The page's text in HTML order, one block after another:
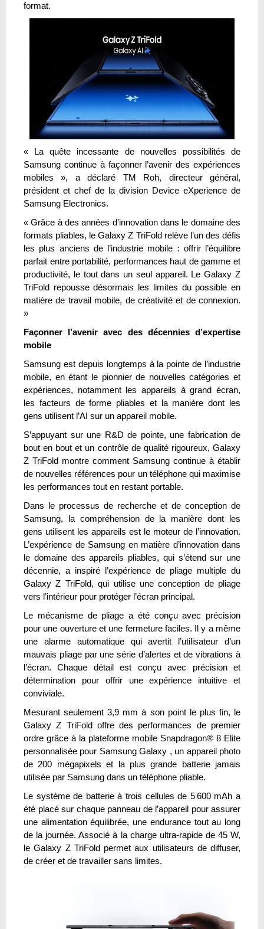
format.
« La quête incessante de nouvelles possibilités de
Samsung continue à façonner l’avenir des expériences
mobiles », a déclaré TM Roh, directeur général,
président et chef de la division Device eXperience de
Samsung Electronics.
« Grâce à des années d’innovation dans le domaine des
formats pliables, le Galaxy Z TriFold relève l’un des défis
les plus anciens de l’industrie mobile : offrir l’équilibre
parfait entre portabilité, performances haut de gamme et
productivité, le tout dans un seul appareil. Le Galaxy Z
TriFold repousse désormais les limites du possible en
matière de travail mobile, de créativité et de connexion.
»
Façonner l’avenir avec des décennies d’expertise
mobile
Samsung est depuis longtemps à la pointe de l’industrie
mobile, en étant le pionnier de nouvelles catégories et
expériences, notamment les appareils à grand écran,
les facteurs de forme pliables et la manière dont les
gens utilisent l’AI sur un appareil mobile.
S’appuyant sur une R&D de pointe, une fabrication de
bout en bout et un contrôle de qualité rigoureux, Galaxy
Z TriFold montre comment Samsung continue à établir
de nouvelles références pour un téléphone qui maximise
les performances tout en restant portable.
Dans le processus de recherche et de conception de
Samsung, la compréhension de la manière dont les
gens utilisent les appareils est le moteur de l’innovation.
L’expérience de Samsung en matière d’innovation dans
le domaine des appareils pliables, qui s’étend sur une
décennie, a inspiré l’expérience de pliage multiple du
Galaxy Z TriFold, qui utilise une conception de pliage
vers l’intérieur pour protéger l’écran principal.
Le mécanisme de pliage a été conçu avec précision
pour une ouverture et une fermeture faciles. Il y a même
une alarme automatique qui avertit l’utilisateur d’un
mauvais pliage par une série d’alertes et de vibrations à
l’écran. Chaque détail est conçu avec précision et
détermination pour offrir une expérience intuitive et
conviviale.
Mesurant seulement 3,9 mm à son point le plus fin, le
Galaxy Z TriFold offre des performances de premier
ordre grâce à la plateforme mobile Snapdragon® 8 Elite
personnalisée pour Samsung Galaxy , un appareil photo
de 200 mégapixels et la plus grande batterie jamais
utilisée par Samsung dans un téléphone pliable.
Le système de batterie à trois cellules de 5 600 mAh a
été placé sur chaque panneau de l’appareil pour assurer
une alimentation équilibrée, une endurance tout au long
de la journée. Associé à la charge ultra-rapide de 45 W,
le Galaxy Z TriFold permet aux utilisateurs de diffuser,
de créer et de travailler sans limites.